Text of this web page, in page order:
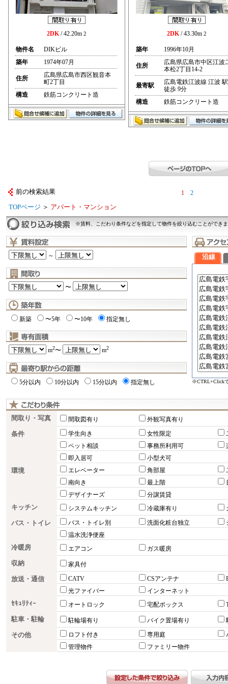
2DK/ 42.20m 2
物件名
DIKビル
築年
1974年07月
住所
広島県広島市西区観音本
町2丁目
構造
鉄筋コンクリート造
2DK/ 43.30m 2
築年 1996年10月
住所
広島県広島市中区江波
本松2丁目14-2
最寄駅
広島電鉄江波線 江波 駅
徒歩 9分
構造
鉄筋コンクリート造
前の検索結果 1 2
TOPページ ＞ アパート・マンション
※賃料、こだわり条件などを指定して物件を絞り込むことができ
～
〜
新築 〜5年 〜10年 指定無し
m2〜 m2
5分以内 10分以内 15分以内 指定無し
沿線
※CTRL+Click
間取り・写真 間取図有り 外観写真有り
条件 学生向き 女性限定
ペット相談
事務所利用可
即入居可
小型犬可
環境 エレベーター 角部屋
南向き
最上階
デザイナーズ
分譲賃貸
キッチン システムキッチン 冷蔵庫有り
バス・トイレ バス・トイレ別 洗面化粧台独立
温水洗浄便座
冷暖房 エアコン ガス暖房
収納 家具付
放送・通信 CATV CSアンテナ
光ファイバー
インターネット
ｾｷｭﾘﾃｨｰ オートロック 宅配ボックス
駐車・駐輪 駐輪場有り バイク置場有り
その他 ロフト付き 専用庭
管理物件
ファミリー物件